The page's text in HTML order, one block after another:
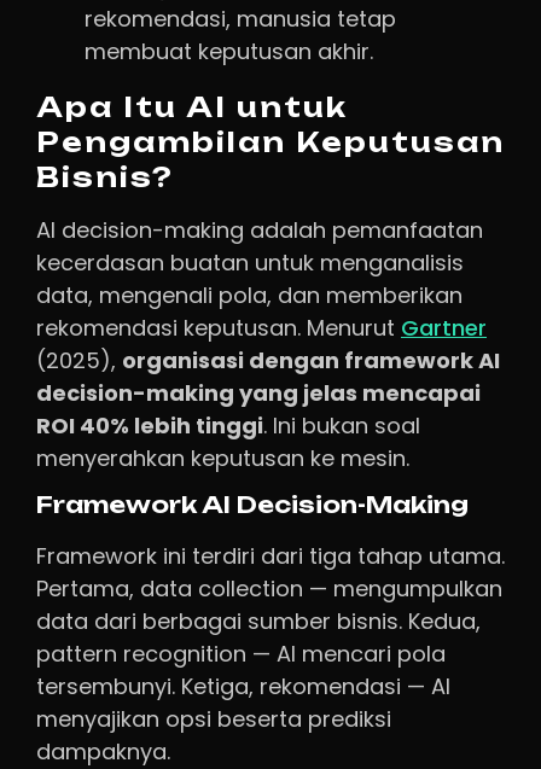
rekomendasi, manusia tetap
membuat keputusan akhir.
Apa Itu AI untuk
Pengambilan Keputusan
Bisnis?
AI decision-making adalah pemanfaatan
kecerdasan buatan untuk menganalisis
data, mengenali pola, dan memberikan
rekomendasi keputusan. Menurut Gartner
(2025), organisasi dengan framework AI
decision-making yang jelas mencapai
ROI 40% lebih tinggi. Ini bukan soal
menyerahkan keputusan ke mesin.
Framework AI Decision-Making
Framework ini terdiri dari tiga tahap utama.
Pertama, data collection — mengumpulkan
data dari berbagai sumber bisnis. Kedua,
pattern recognition — AI mencari pola
tersembunyi. Ketiga, rekomendasi — AI
menyajikan opsi beserta prediksi
dampaknya.